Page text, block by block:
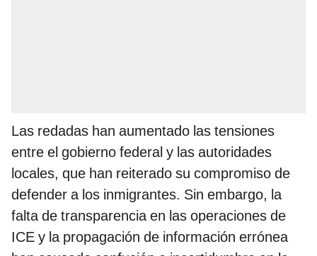
Las redadas han aumentado las tensiones
entre el gobierno federal y las autoridades
locales, que han reiterado su compromiso de
defender a los inmigrantes. Sin embargo, la
falta de transparencia en las operaciones de
ICE y la propagación de información errónea